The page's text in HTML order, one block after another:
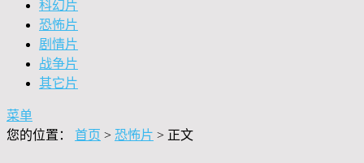
科幻片
恐怖片
剧情片
战争片
其它片
菜单
您的位置： 首页 > 恐怖片 > 正文